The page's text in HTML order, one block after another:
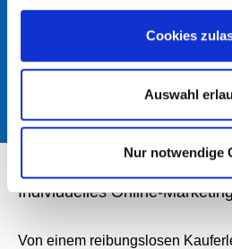
Cookies
Auswahl
Nur notwendige
ANFRAGE
Individuelles Online-
Von einem reibungslosen